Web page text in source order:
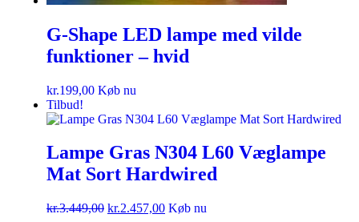
G-Shape LED lampe med vilde
funktioner – hvid
kr.199,00 Køb nu
Tilbud!
Lampe Gras N304 L60 Væglampe
Mat Sort Hardwired
kr.3.449,00 kr.2.457,00 Køb nu